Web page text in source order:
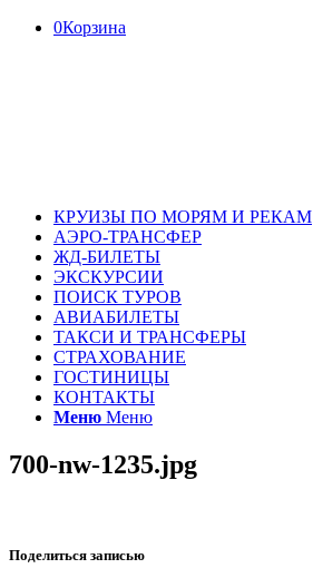
0Корзина
КРУИЗЫ ПО МОРЯМ И РЕКАМ
АЭРО-ТРАНСФЕР
ЖД-БИЛЕТЫ
ЭКСКУРСИИ
ПОИСК ТУРОВ
АВИАБИЛЕТЫ
ТАКСИ И ТРАНСФЕРЫ
СТРАХОВАНИЕ
ГОСТИНИЦЫ
КОНТАКТЫ
Меню Меню
700-nw-1235.jpg
Поделиться записью